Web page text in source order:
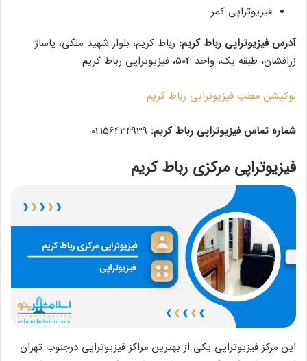
فیزیوتراپی کمر
آدرس فیزیوتراپی رباط کریم: رباط کریم، بلوار شهید ملکی، پاساژ
زرافشان، طبقه یک، واحد 504، فیزیوتراپی رباط کریم
لوکیشن مطب فیزیوتراپی رباط کریم
شماره تماس فیزیوتراپی رباط کریم:
فیزیوتراپی مرکزی رباط کریم
این مرکز فیزیوتراپی یکی از بهترین مراکز فیزیوتراپی درجنوب تهران